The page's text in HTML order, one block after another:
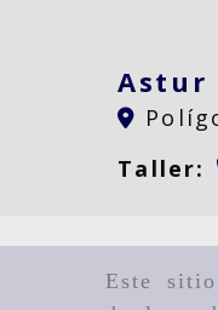
Este
Astur
Taller: